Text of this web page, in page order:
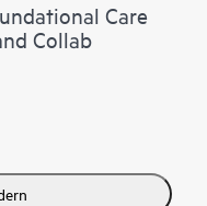
Care
Collab